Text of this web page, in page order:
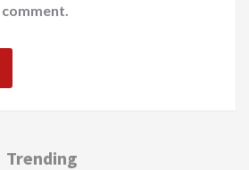
Trending